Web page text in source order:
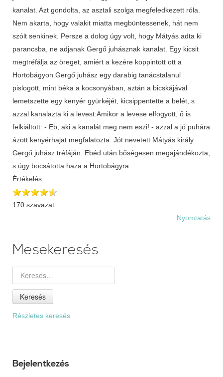
kanalat. Azt gondolta, az asztali szolga megfeledkezett róla.
Nem akarta, hogy valakit miatta megbüntessenek, hát nem
szólt senkinek. Persze a dolog úgy volt, hogy Mátyás adta ki
parancsba, ne adjanak Gergő juhásznak kanalat. Egy kicsit
megtréfálja az öreget, amiért a kezére koppintott ott a
Hortobágyon.Gergő juhász egy darabig tanácstalanul
pislogott, mint béka a kocsonyában, aztán a bicskájával
lemetszette egy kenyér gyürkéjét, kicsippentette a belét, s
azzal kanalazta ki a levest:Amikor a levese elfogyott, ő is
felkiáltott: - Eb, aki a kanalát meg nem eszi! - azzal a jó puhára
ázott kenyérhajat megfalatozta. Jót nevetett Mátyás király
Gergő juhász tréfáján. Ebéd után bőségesen megajándékozta,
s úgy bocsátotta haza a Hortobágyra.
Értékelés
170 szavazat
Nyomtatás
Mesekeresés
Keresés
Részletes keresés
Bejelentkezés